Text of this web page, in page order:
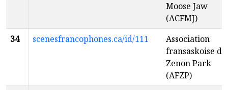
Moose Jaw
(ACFMJ)
34
scenesfrancophones.ca/id/111
Association
fransaskoise de
Zenon Park
(AFZP)